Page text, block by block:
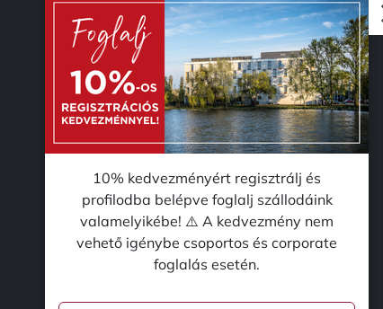
10% kedvezményért regisztrálj és
profilodba belépve foglalj szállodáink
valamelyikébe! ⚠️ A kedvezmény nem
vehető igénybe csoportos és corporate
foglalás esetén.